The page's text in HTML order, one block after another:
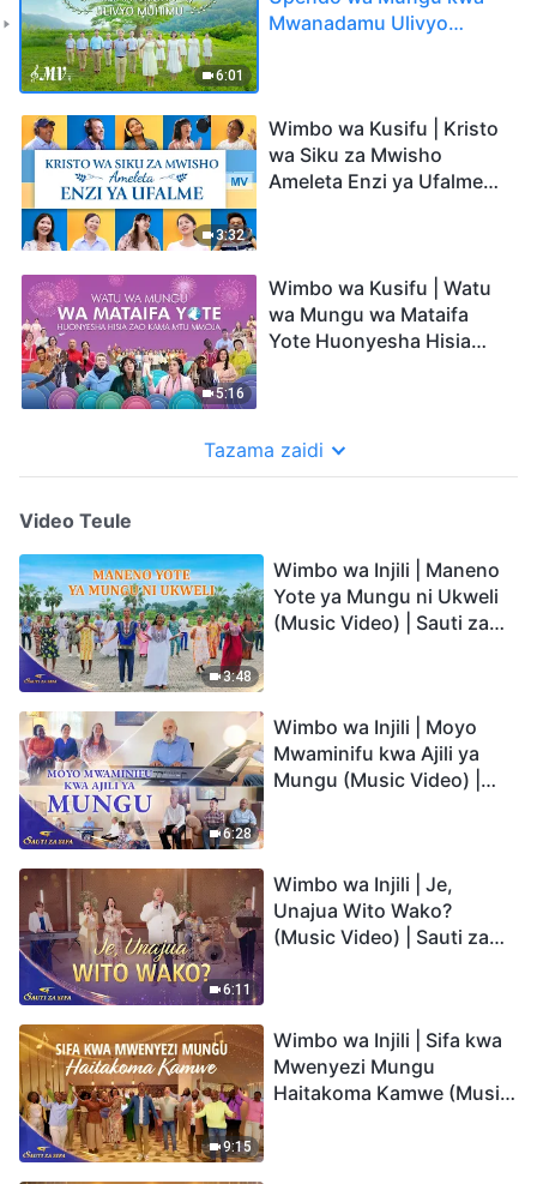
6:01
Mwanadamu Ulivyo
3:32
Wimbo wa Kusifu | Kristo
wa Siku za Mwisho
Ameleta Enzi ya Ufalme
5:16
Wimbo wa Kusifu | Watu
wa Mungu wa Mataifa
Yote Huonyesha Hisia
Tazama zaidi
Video Teule
3:48
Wimbo wa Injili | Maneno
Yote ya Mungu ni Ukweli
(Music Video) | Sauti za
6:28
Wimbo wa Injili | Moyo
Mwaminifu kwa Ajili ya
Mungu (Music Video) |
6:11
Wimbo wa Injili | Je,
Unajua Wito Wako?
(Music Video) | Sauti za
9:15
Wimbo wa Injili | Sifa kwa
Mwenyezi Mungu
Haitakoma Kamwe (Music